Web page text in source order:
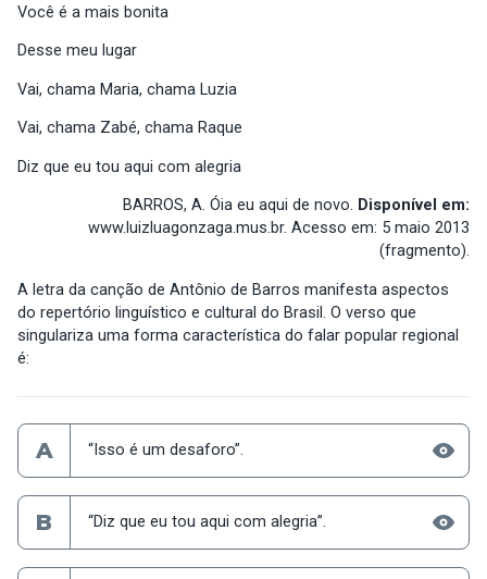
Você é a mais bonita
Desse meu lugar
Vai, chama Maria, chama Luzia
Vai, chama Zabé, chama Raque
Diz que eu tou aqui com alegria
BARROS, A. Óia eu aqui de novo. Disponível em:
www.luizluagonzaga.mus.br. Acesso em: 5 maio 2013
(fragmento).
A letra da canção de Antônio de Barros manifesta aspectos
do repertório linguístico e cultural do Brasil. O verso que
singulariza uma forma característica do falar popular regional
é:
A “Isso é um desaforo”.
B “Diz que eu tou aqui com alegria”.